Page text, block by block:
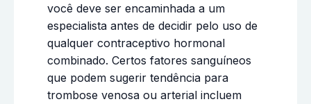
você deve ser encaminhada a um
especialista antes de decidir pelo uso de
qualquer contraceptivo hormonal
combinado. Certos fatores sanguíneos
que podem sugerir tendência para
trombose venosa ou arterial incluem